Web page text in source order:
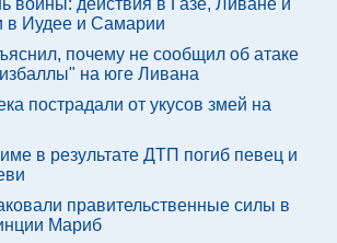
в Иудее и Самарии
почему не сообщил об атаке
на юге Ливана
пострадали от укусов змей на
в результате ДТП погиб певец и
правительственные силы в
Мариб